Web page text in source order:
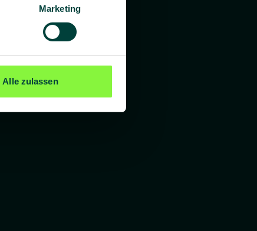
Marketing
Alle zulassen